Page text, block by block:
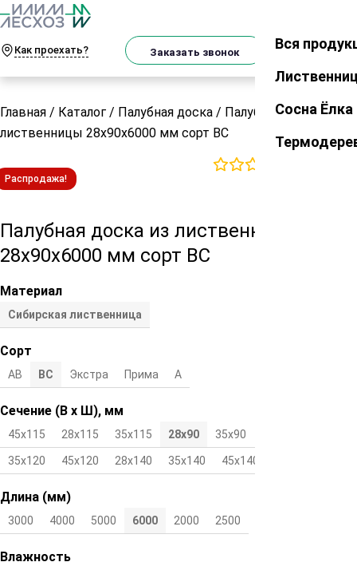
Как проехать? Заказать звонок Закрыть
Вся
Сосна Ёлка
Главная / Каталог / Палубная доска / Палубная доска из
лиственницы 28х90х6000 мм сорт ВС
Распродажа!
Палубная доска из лиственницы
28х90х6000 мм сорт ВС
Материал
Сибирская лиственница
Сорт
АВ ВС Экстра Прима А
Сечение (В х Ш), мм
45х115 28х115 35х115 28х90 35х90
35х120 45х120 28х140 35х140 45х140
Длина (мм)
3000 4000 5000 6000 2000 2500
Влажность